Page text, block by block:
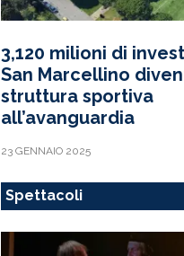
3,120 milioni di
San Marcellino
struttura sportiva
all’avanguardia
23 GENNAIO 2025
Spettacoli